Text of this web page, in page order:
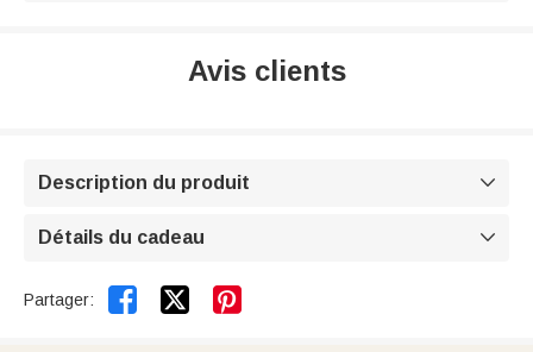
Avis clients
Description du produit 
Détails du cadeau 
Partager:  